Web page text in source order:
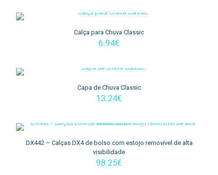
Calça para Chuva Classic
6.94€
Capa de Chuva Classic
13.24€
DX442 – Calças DX4 de bolso com estojo removível de alta
visibilidade
98.25€